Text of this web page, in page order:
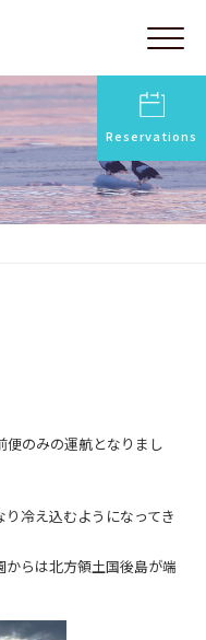
Reservations
便のみの運航となりまし
冷え込むようになってき
らは北方領土国後島が端